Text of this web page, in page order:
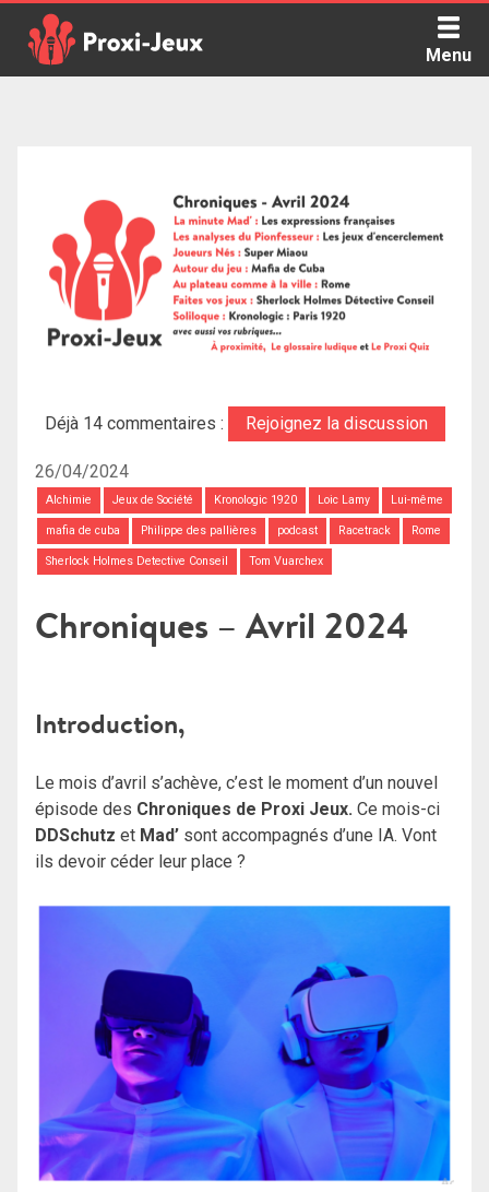
content
Menu
Déjà 14 commentaires : Rejoignez la discussion
26/04/2024
Alchimie Jeux de Société Kronologic 1920 Loic Lamy Lui-même
mafia de cuba Philippe des pallières podcast Racetrack Rome
Sherlock Holmes Detective Conseil Tom Vuarchex
Chroniques – Avril 2024
Introduction,
Le mois d’avril s’achève, c’est le moment d’un nouvel
épisode des Chroniques de Proxi Jeux. Ce mois-ci
DDSchutz et Mad’ sont accompagnés d’une IA. Vont
ils devoir céder leur place ?